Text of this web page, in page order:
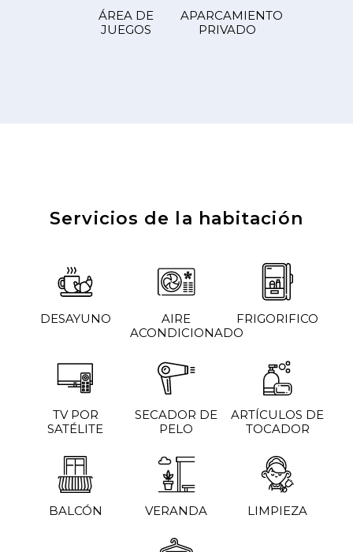
ÁREA DE
JUEGOS
APARCAMIENTO
PRIVADO
Servicios de la habitación
DESAYUNO
AIRE
ACONDICIONADO
FRIGORIFICO
TV POR
SATÉLITE
SECADOR DE
PELO
ARTÍCULOS DE
TOCADOR
BALCÓN VERANDA LIMPIEZA